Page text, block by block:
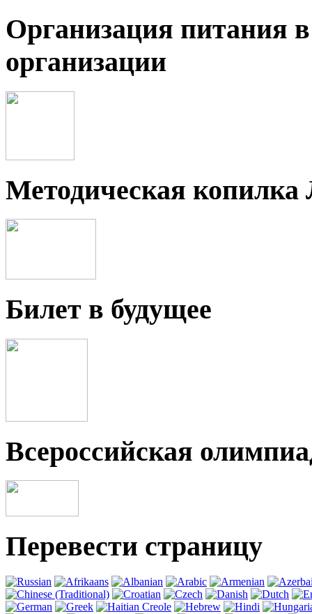
Организация питания
организации
Методическая
Билет в будущее
Всероссийская
Перевести страницу